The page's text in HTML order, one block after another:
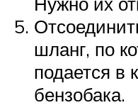
шланг, по
подается в
бензобака.